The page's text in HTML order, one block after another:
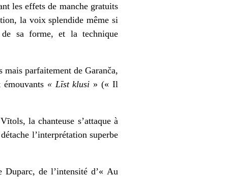
les effets de manche gratuits
la voix splendide même si
sa forme, et la technique
parfaitement de Garanča,
« Līst klusi » (« Il
la chanteuse s’attaque à
l’interprétation superbe
Duparc, de l’intensité d’« Au